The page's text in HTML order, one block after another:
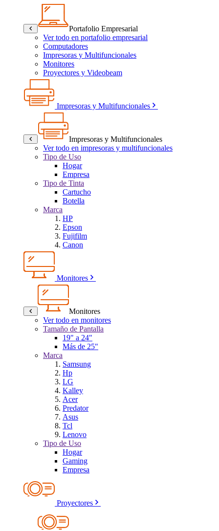
Portafolio Empresarial
Ver todo en portafolio empresarial
Computadores
Impresoras y Multifuncionales
Monitores
Proyectores y Videobeam
Impresoras y Multifuncionales
Impresoras y Multifuncionales
Ver todo en impresoras y multifuncionales
Tipo de Uso
Hogar
Empresa
Tipo de Tinta
Cartucho
Botella
Marca
HP
Epson
Fujifilm
Canon
Monitores
Monitores
Ver todo en monitores
Tamaño de Pantalla
19" a 24"
Más de 25"
Marca
Samsung
Hp
LG
Kalley
Acer
Predator
Asus
Tcl
Lenovo
Tipo de Uso
Hogar
Gaming
Empresa
Proyectores